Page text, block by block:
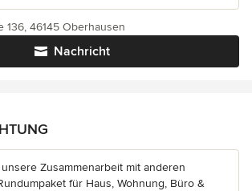
Nachricht
136, 46145 Oberhausen
Zusammenarbeit mit anderen
für Haus, Wohnung, Büro &